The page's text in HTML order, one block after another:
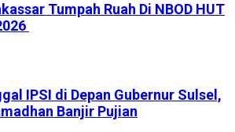
Tumpah Ruah Di NBOD HUT
IPSI di Depan Gubernur Sulsel,
Banjir Pujian